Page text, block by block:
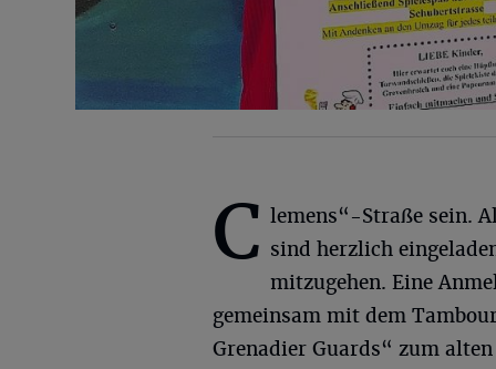
C lemens“-Straße sein.
sind herzlich
mitzugehen. Eine
gemeinsam mit dem
Grenadier Guards“ zum alten